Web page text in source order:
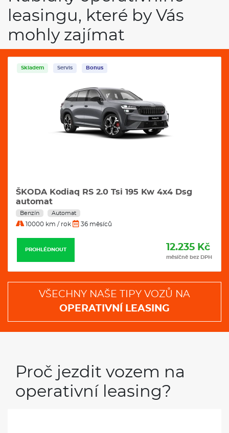
leasingu, které by Vás
mohly zajímat
Skladem Servis Bonus
ŠKODA Kodiaq RS 2.0 Tsi 195 Kw 4x4 Dsg
automat
Benzín Automat
10000 km / rok 36 měsíců
PROHLÉDNOUT 12.235 Kč
měsíčně bez DPH
VŠECHNY NAŠE TIPY VOZŮ NA
OPERATIVNÍ LEASING
Proč jezdit vozem na
operativní leasing?